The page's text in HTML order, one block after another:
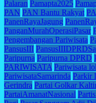
Palaran Pamapta2025
PAN PAN Bantu Rakyat
PanenRayaJagung
PanganMurahOperasiPasar
Pengembangan Pariwisata
PansusIII
Paripurna Paripurna DPRD
PARIWISATA Pariwisata
PariwisataSamarinda Parkir
Gerindra Partai Golkar
PartaiAmanatNasional